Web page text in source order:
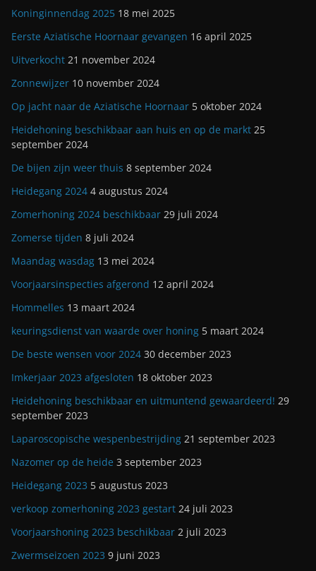
Koninginnendag 2025 18 mei 2025
Eerste Aziatische Hoornaar gevangen 16 april 2025
Uitverkocht 21 november 2024
Zonnewijzer 10 november 2024
Op jacht naar de Aziatische Hoornaar 5 oktober 2024
Heidehoning beschikbaar aan huis en op de markt 25
september 2024
De bijen zijn weer thuis 8 september 2024
Heidegang 2024 4 augustus 2024
Zomerhoning 2024 beschikbaar 29 juli 2024
Zomerse tijden 8 juli 2024
Maandag wasdag 13 mei 2024
Voorjaarsinspecties afgerond 12 april 2024
Hommelles 13 maart 2024
keuringsdienst van waarde over honing 5 maart 2024
De beste wensen voor 2024 30 december 2023
Imkerjaar 2023 afgesloten 18 oktober 2023
Heidehoning beschikbaar en uitmuntend gewaardeerd! 29
september 2023
Laparoscopische wespenbestrijding 21 september 2023
Nazomer op de heide 3 september 2023
Heidegang 2023 5 augustus 2023
verkoop zomerhoning 2023 gestart 24 juli 2023
Voorjaarshoning 2023 beschikbaar 2 juli 2023
Zwermseizoen 2023 9 juni 2023